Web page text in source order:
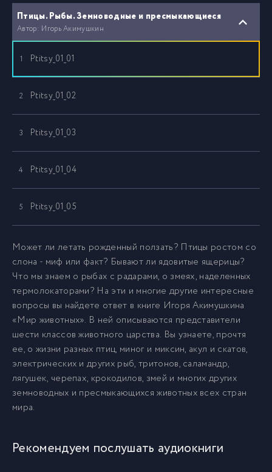
Птицы. Рыбы. Земноводные и пресмыкающиеся
Автор: Игорь Акимушкин
1 Ptitsy_01_01
2 Ptitsy_01_02
3 Ptitsy_01_03
4 Ptitsy_01_04
5 Ptitsy_01_05
6 Ptitsy_01_06
7 Ptitsy_01_07
8 Ptitsy_01_08
9 Ptitsy_01_09
10 Ptitsy_01_10
Может ли летать рожденный ползать? Птицы ростом со
слона - миф или факт? Бывают ли ядовитые ящерицы?
Что мы знаем о рыбах с радарами, о змеях, наделенных
термолокаторами? На эти и многие другие интересные
вопросы вы найдете ответ в книге Игоря Акимушкина
«Мир животных». В ней описываются представители
шести классов животного царства. Вы узнаете, прочтя
ее, о жизни разных птиц, миног и миксин, акул и скатов,
электрических и других рыб, тритонов, саламандр,
лягушек, черепах, крокодилов, змей и многих других
земноводных и пресмыкающихся животных всех стран
мира.
Рекомендуем послушать аудиокниги